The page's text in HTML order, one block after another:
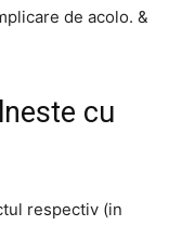
de acolo. &
cu
respectiv (in